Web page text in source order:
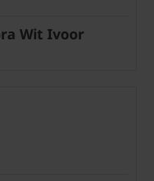
Wit Ivoor